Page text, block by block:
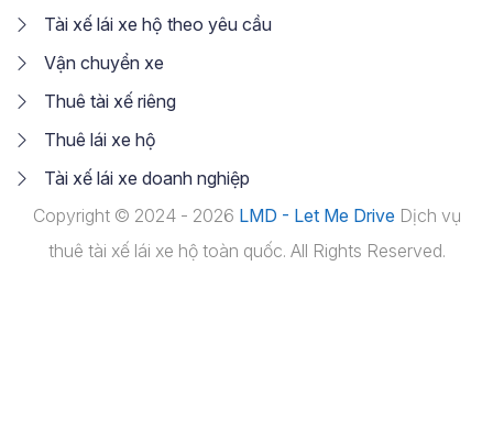
Tài xế lái xe hộ theo yêu cầu
Vận chuyển xe
Thuê tài xế riêng
Thuê lái xe hộ
Tài xế lái xe doanh nghiệp
Copyright © 2024 - 2026 LMD - Let Me Drive Dịch vụ
thuê tài xế lái xe hộ toàn quốc. All Rights Reserved.